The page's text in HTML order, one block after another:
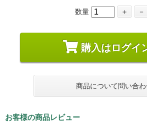
数量 ＋ －
購入はログイ
商品について問い合わ
お客様の商品レビュー